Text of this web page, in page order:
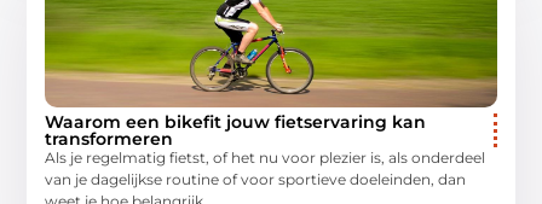
Waarom een bikefit jouw fietservaring kan
transformeren
Als je regelmatig fietst, of het nu voor plezier is, als onderdeel
van je dagelijkse routine of voor sportieve doeleinden, dan